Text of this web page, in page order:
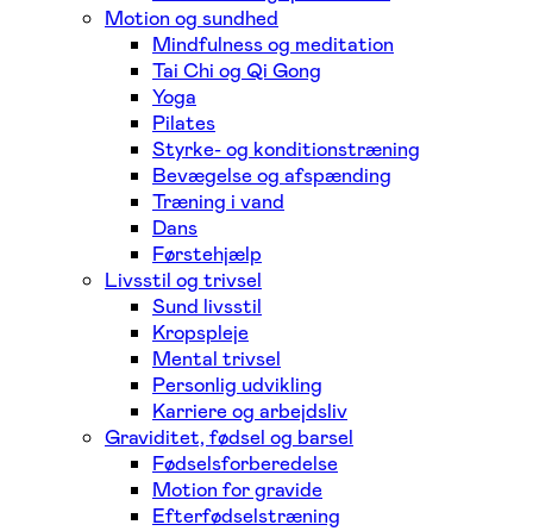
Motion og sundhed
Mindfulness og meditation
Tai Chi og Qi Gong
Yoga
Pilates
Styrke- og konditionstræning
Bevægelse og afspænding
Træning i vand
Dans
Førstehjælp
Livsstil og trivsel
Sund livsstil
Kropspleje
Mental trivsel
Personlig udvikling
Karriere og arbejdsliv
Graviditet, fødsel og barsel
Fødselsforberedelse
Motion for gravide
Efterfødselstræning